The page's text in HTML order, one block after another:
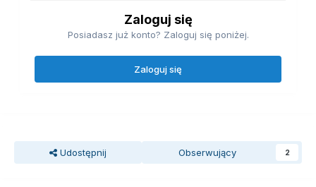
Zaloguj się
Posiadasz już konto? Zaloguj się poniżej.
Zaloguj się
Udostępnij Obserwujący 2